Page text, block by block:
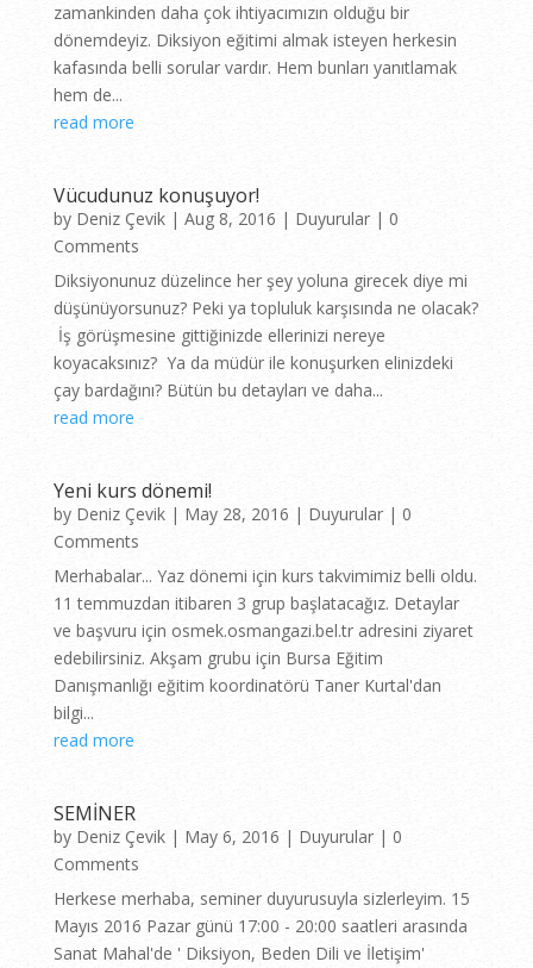
zamankinden daha çok ihtiyacımızın olduğu bir
dönemdeyiz. Diksiyon eğitimi almak isteyen herkesin
kafasında belli sorular vardır. Hem bunları yanıtlamak
hem de...
read more
Vücudunuz konuşuyor!
by Deniz Çevik| Aug 8, 2016 | Duyurular| 0
Comments
Diksiyonunuz düzelince her şey yoluna girecek diye mi
düşünüyorsunuz? Peki ya topluluk karşısında ne olacak?
İş görüşmesine gittiğinizde ellerinizi nereye
koyacaksınız? Ya da müdür ile konuşurken elinizdeki
çay bardağını? Bütün bu detayları ve daha...
read more
Yeni kurs dönemi!
by Deniz Çevik| May 28, 2016 | Duyurular| 0
Comments
Merhabalar... Yaz dönemi için kurs takvimimiz belli oldu.
11 temmuzdan itibaren 3 grup başlatacağız. Detaylar
ve başvuru için osmek.osmangazi.bel.tr adresini ziyaret
edebilirsiniz. Akşam grubu için Bursa Eğitim
Danışmanlığı eğitim koordinatörü Taner Kurtal'dan
bilgi...
read more
SEMİNER
by Deniz Çevik| May 6, 2016 | Duyurular| 0
Comments
Herkese merhaba, seminer duyurusuyla sizlerleyim. 15
Mayıs 2016 Pazar günü 17:00 - 20:00 saatleri arasında
Sanat Mahal'de ' Diksiyon, Beden Dili ve İletişim'